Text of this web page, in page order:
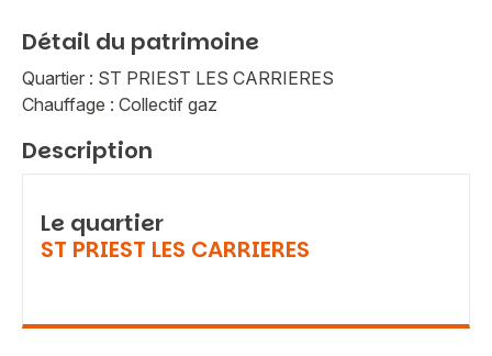
Détail du patrimoine
Quartier : ST PRIEST LES CARRIERES
Chauffage : Collectif gaz
Description
Le quartier
ST PRIEST LES CARRIERES